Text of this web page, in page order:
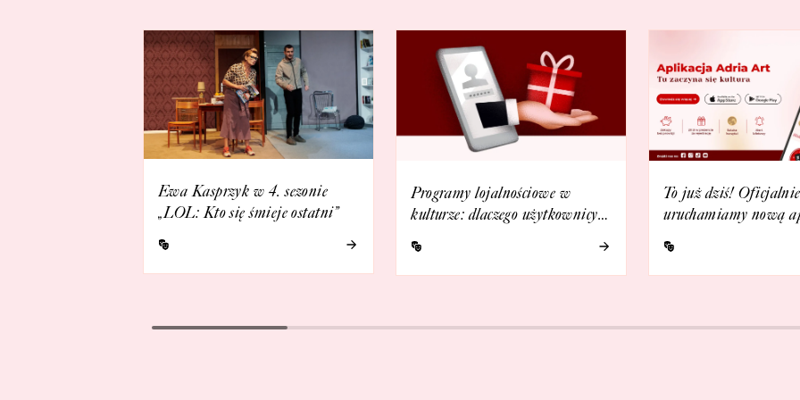
Ewa Kasprzyk w 4. sezonie
„LOL: Kto się śmieje ostatni”
Programy lojalnościowe w
kulturze: dlaczego użytkownicy
To już dziś! Oficjalnie
uruchamiamy nową